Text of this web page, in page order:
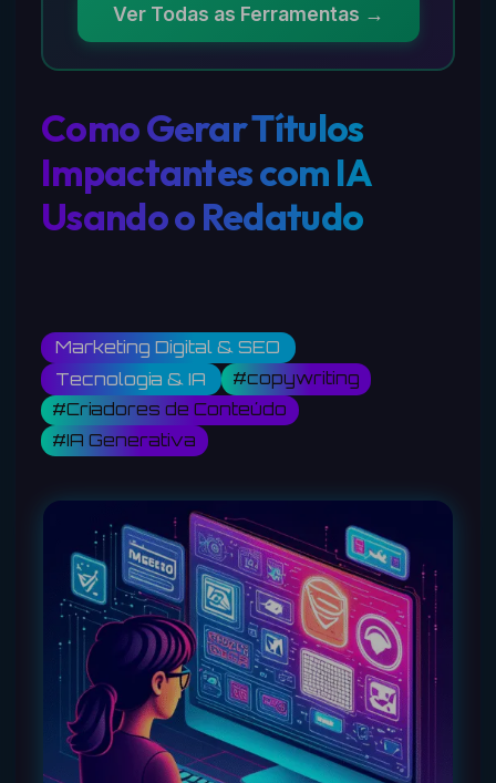
Ver Todas as Ferramentas →
Como Gerar Títulos
Impactantes com IA
Usando o Redatudo
Marketing Digital & SEO
Tecnologia & IA
#copywriting
#Criadores de Conteúdo
#IA Generativa